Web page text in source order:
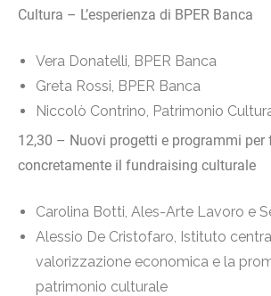
Cultura – L’esperienza di BPER Banca
Vera Donatelli, BPER Banca
Greta Rossi, BPER Banca
Niccolò Contrino, Patrimonio
12,30 – Nuovi progetti e programmi per
concretamente il fundraising culturale
Carolina Botti, Ales-Arte Lavoro e
Alessio De Cristofaro, Istituto
valorizzazione economica e la
patrimonio culturale